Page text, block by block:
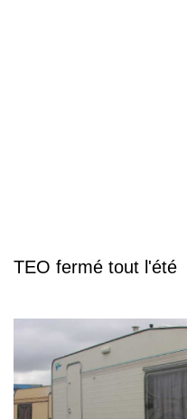
TEO fermé tout l'été